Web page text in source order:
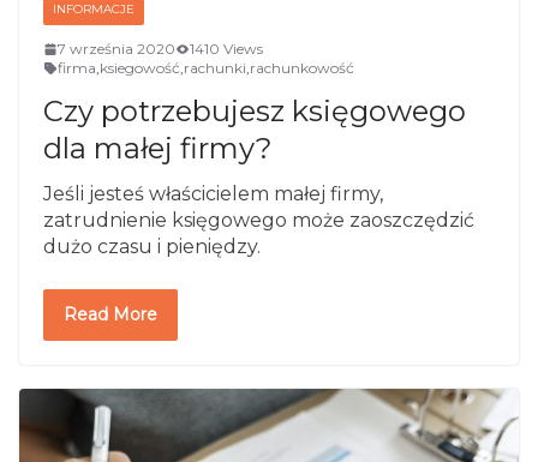
INFORMACJE
7 września 2020
1410 Views
firma,ksiegowość,rachunki,rachunkowość
Czy potrzebujesz księgowego
dla małej firmy?
Jeśli jesteś właścicielem małej firmy,
zatrudnienie księgowego może zaoszczędzić
dużo czasu i pieniędzy.
Read More